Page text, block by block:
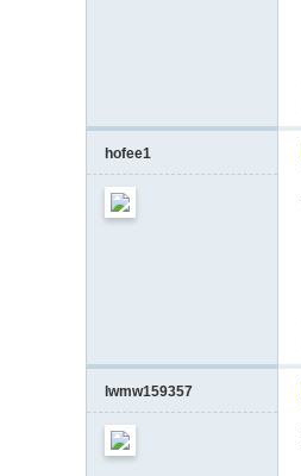
hofee1
lwmw159357